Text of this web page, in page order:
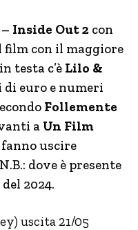
– Inside Out 2 con
con il maggiore
testa c’è Lilo &
euro e numeri
Follemente
a Un Film
fanno uscire
dove è presente
2024.
uscita 21/05